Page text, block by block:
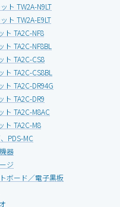
ト TW2A-N9LT
ト TW2A-E9LT
TA2C-NF8
TA2C-NF8BL
TA2C-CS8
TA2C-CS8BL
TA2C-DR94G
TA2C-DR9
TA2C-M8AC
TA2C-M8
PDS-MC
器
ジ
ボード／電子黒板